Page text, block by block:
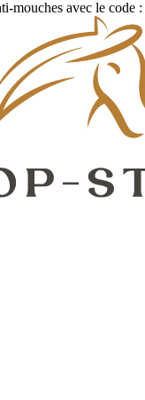
mouches avec le code :